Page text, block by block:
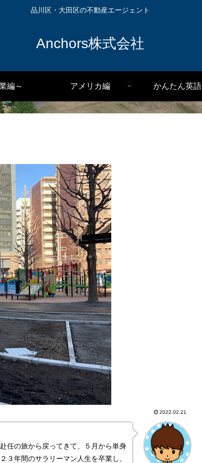
品川区・大田区の不動産エージェント
Anchors株式会社
編～ アメリカ編 かんたん英語
2022.02.21
任の旅から戻ってきて、５月から単身
３年間のサラリーマン人生を卒業し、